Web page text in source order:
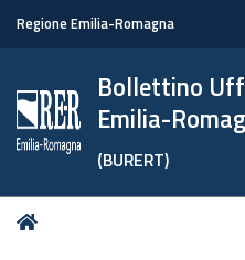
Regione Emilia-Romagna
Bollettino
Emilia-
(BURERT)
Tu